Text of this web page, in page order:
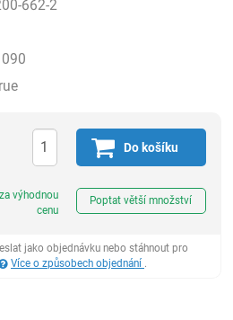
662-2
Do košíku
výhodnou
cenu
Poptat větší množství
jako objednávku nebo stáhnout pro
Více o způsobech objednání .